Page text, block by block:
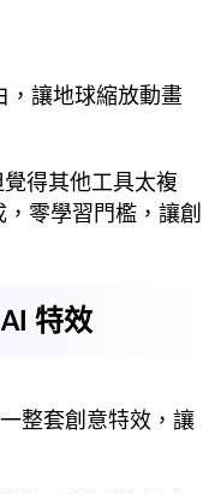
，讓地球縮放動畫
得其他工具太複
零學習門檻，讓創
特效
整套創意特效，讓